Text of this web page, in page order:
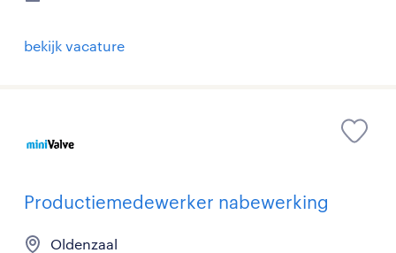
bekijk vacature
Productiemedewerker nabewerking
Oldenzaal